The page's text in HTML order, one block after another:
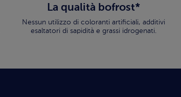
La qualità bofrost*
Nessun utilizzo di coloranti artificiali, additivi
esaltatori di sapidità e grassi idrogenati.